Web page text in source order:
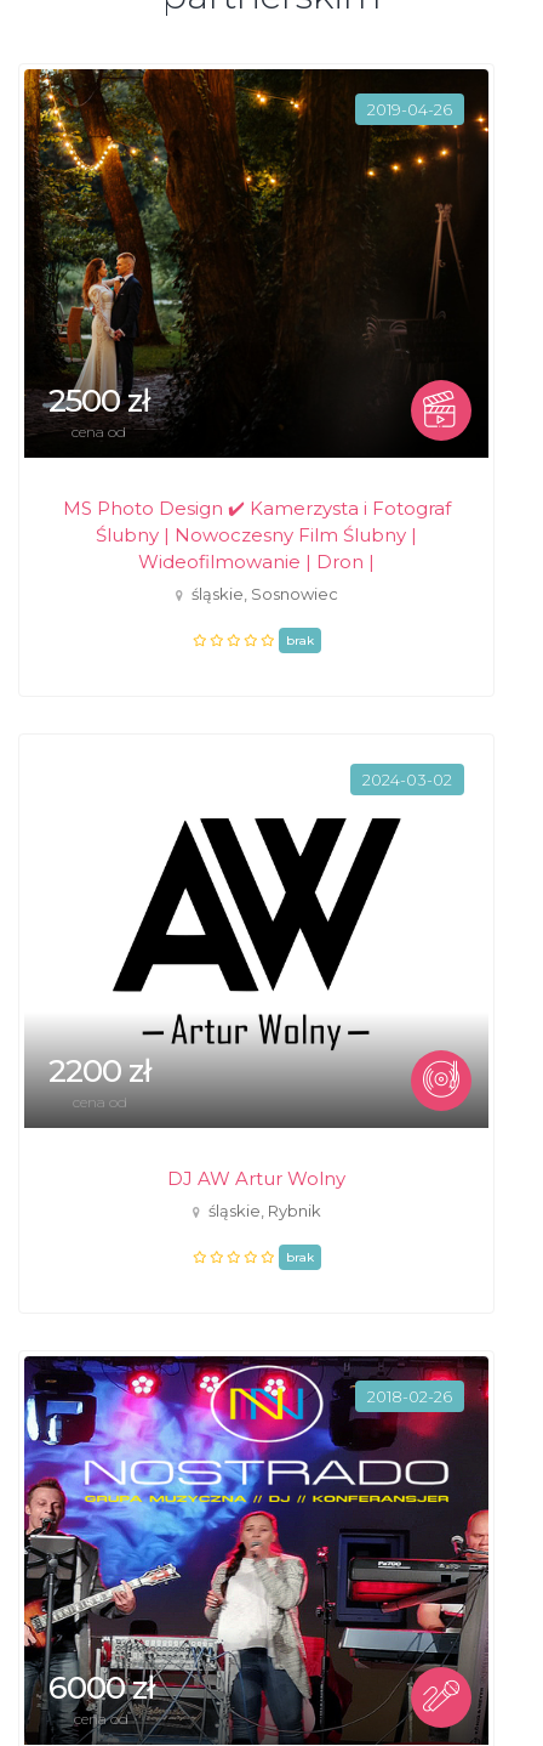
2019-04-26
2500 zł
cena od
MS Photo Design ✔️ Kamerzysta i Fotograf
Ślubny | Nowoczesny Film Ślubny |
Wideofilmowanie | Dron |
śląskie, Sosnowiec
brak
2024-03-02
2200 zł
cena od
DJ AW Artur Wolny
śląskie, Rybnik
brak
2018-02-26
6000 zł
cena od